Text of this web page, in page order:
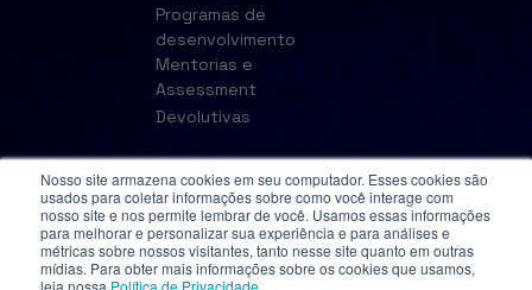
Nosso site armazena cookies em seu computador. Esses cookies são
usados para coletar informações sobre como você interage com
nosso site e nos permite lembrar de você. Usamos essas informações
para melhorar e personalizar sua experiência e para análises e
métricas sobre nossos visitantes, tanto nesse site quanto em outras
mídias. Para obter mais informações sobre os cookies que usamos,
leia nossa Política de Privacidade
Programas de
desenvolvimento
Mentorias e
Assessment
Devolutivas